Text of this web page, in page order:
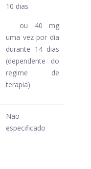
10 dias
ou 40 mg
uma vez por dia
durante 14 dias
(dependente do
regime de
terapia)
Não
especificado